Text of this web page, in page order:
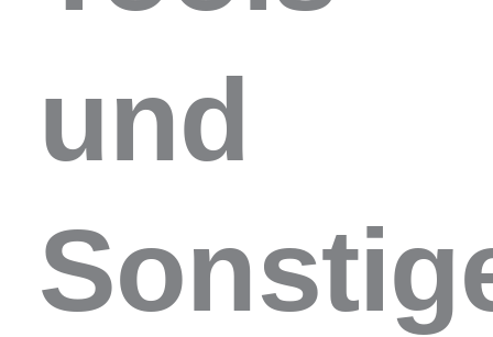
und